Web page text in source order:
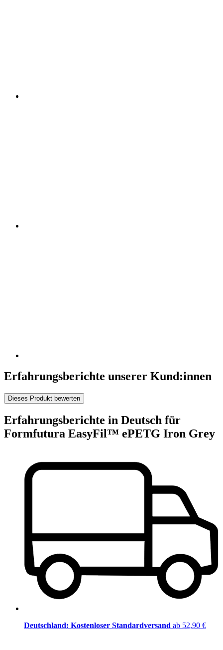
Erfahrungsberichte unserer Kund:innen
Dieses Produkt bewerten
Erfahrungsberichte in Deutsch für
Formfutura EasyFil™ ePETG Iron Grey
Deutschland: Kostenloser Standardversand ab 52,90 €